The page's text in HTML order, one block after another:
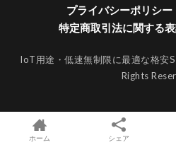
プライバシーポリシー
特定商取引法に関する
IoT用途・低速無制限に最適な格安
Rights
ホーム シェア